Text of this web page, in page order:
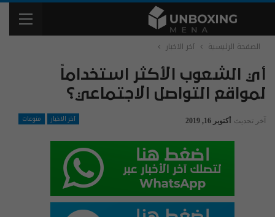
الصفحة الرئيسية آخر الاخبار
أي الشعوب الأكثر استخداماً
لمواقع التواصل الاجتماعي؟
آخر الاخبار منوعات آخر تحديث أكتوبر 16, 2019